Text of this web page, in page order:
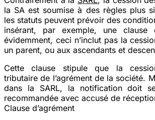
la SA est soumise à des règles plus
les statuts peuvent prévoir des
insérant, par exemple, une clause
évidemment, ceci n’inclut pas la
un parent, ou aux ascendants et
Cette clause stipule que la
tributaire de l’agrément de la société.
dans la SARL, la notification doit
recommandée avec accusé de
Clause d’agrément